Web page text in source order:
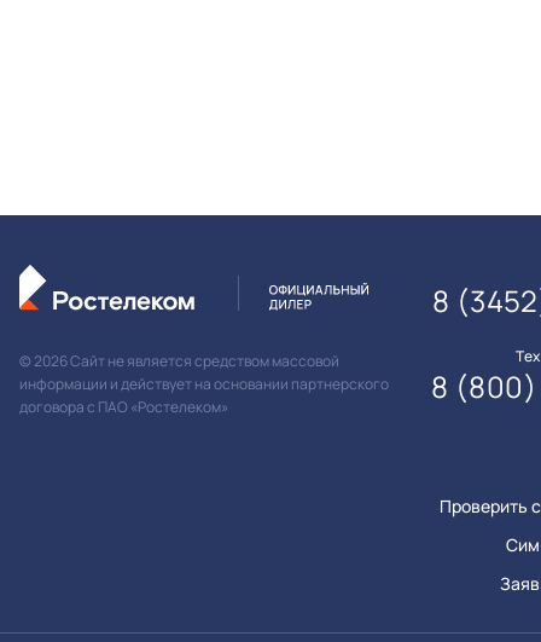
© 2026 Сайт не является средством массовой
информации и действует на основании партнерского
договора с ПАО «Ростелеком»
Проверить
8
8